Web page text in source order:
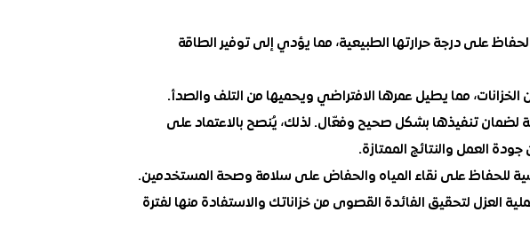
على درجة حرارتها الطبيعية، مما يؤدي إلى توفير الطاقة
مما يطيل عمرها الافتراضي ويحميها من التلف والصدأ.
لضمان تنفيذها بشكل صحيح وفعّال. لذلك، يُنصح بالاعتماد على
العمل والنتائج الممتازة.
للحفاظ على نقاء المياه والحفاض على سلامة وصحة المستخدمين.
العزل لتحقيق الفائدة القصوى من خزاناتك والاستفادة منها لفترة